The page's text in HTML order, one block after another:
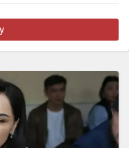
Әмірқұловтың
ескерту